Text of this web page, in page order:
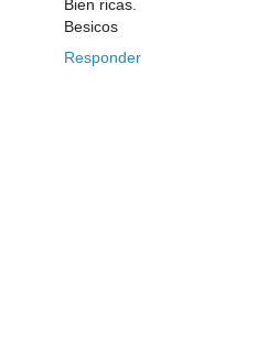
Bien ricas.
Besicos
Responder